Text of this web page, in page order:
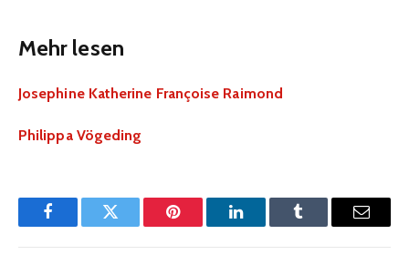
Mehr lesen
Josephine Katherine Françoise Raimond
Philippa Vögeding
FacebookTwitter Pinterest LinkedInTumblr Email